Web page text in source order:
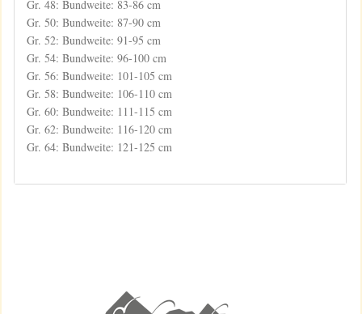
Gr. 48: Bundweite: 83-86 cm
Gr. 50: Bundweite: 87-90 cm
Gr. 52: Bundweite: 91-95 cm
Gr. 54: Bundweite: 96-100 cm
Gr. 56: Bundweite: 101-105 cm
Gr. 58: Bundweite: 106-110 cm
Gr. 60: Bundweite: 111-115 cm
Gr. 62: Bundweite: 116-120 cm
Gr. 64: Bundweite: 121-125 cm